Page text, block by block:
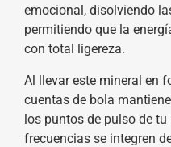
emocional, disolviendo
permitiendo que la
con total ligereza.
Al llevar este mineral en
cuentas de bola
los puntos de pulso de
frecuencias se integren